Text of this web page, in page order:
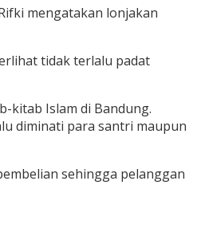
mengatakan lonjakan
tidak terlalu padat
kitab Islam di Bandung.
diminati para santri maupun
sehingga pelanggan